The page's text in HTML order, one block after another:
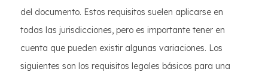
del documento. Estos requisitos suelen aplicarse en
todas las jurisdicciones, pero es importante tener en
cuenta que pueden existir algunas variaciones. Los
siguientes son los requisitos legales básicos para una